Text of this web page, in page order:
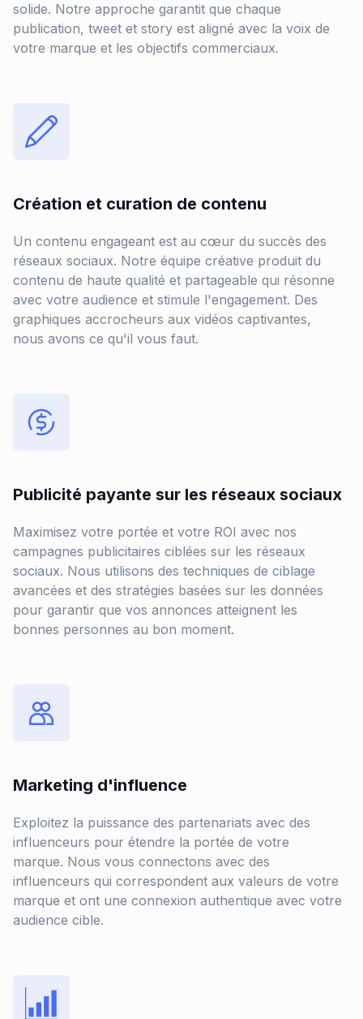
solide. Notre approche garantit que chaque
publication, tweet et story est aligné avec la voix de
votre marque et les objectifs commerciaux.
Création et curation de contenu
Un contenu engageant est au cœur du succès des
réseaux sociaux. Notre équipe créative produit du
contenu de haute qualité et partageable qui résonne
avec votre audience et stimule l'engagement. Des
graphiques accrocheurs aux vidéos captivantes,
nous avons ce qu'il vous faut.
Publicité payante sur les réseaux sociaux
Maximisez votre portée et votre ROI avec nos
campagnes publicitaires ciblées sur les réseaux
sociaux. Nous utilisons des techniques de ciblage
avancées et des stratégies basées sur les données
pour garantir que vos annonces atteignent les
bonnes personnes au bon moment.
Marketing d'influence
Exploitez la puissance des partenariats avec des
influenceurs pour étendre la portée de votre
marque. Nous vous connectons avec des
influenceurs qui correspondent aux valeurs de votre
marque et ont une connexion authentique avec votre
audience cible.